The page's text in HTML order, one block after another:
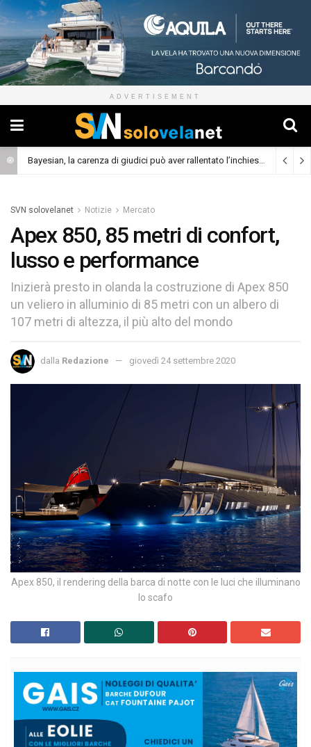
ADVERTISEMENT
Bayesian, la carenza di giudici può aver rallentato l’inchiesta (Cronaca)
SVN solovelanet Notizie Mercato
Apex 850, 85 metri di confort,
lusso e performance
Inizierà presto in olanda la costruzione di Apex 850
un veliero in alluminio di 85 metri con un albero di
107 metri di altezza, il più alto del mondo
dalla Redazione giovedì 24 settembre 2020
Apex 850, il rendering della barca di notte con le luci che illuminano
lo scafo